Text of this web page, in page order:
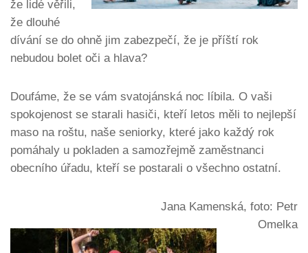
že lidé věřili,
že dlouhé
dívání se do ohně jim zabezpečí, že je příští rok
nebudou bolet oči a hlava?
Doufáme, že se vám svatojánská noc líbila. O vaši
spokojenost se starali hasiči, kteří letos měli to nejlepší
maso na roštu, naše seniorky, které jako každý rok
pomáhaly u pokladen a samozřejmě zaměstnanci
obecního úřadu, kteří se postarali o všechno ostatní.
Jana Kamenská, foto: Petr
Omelka